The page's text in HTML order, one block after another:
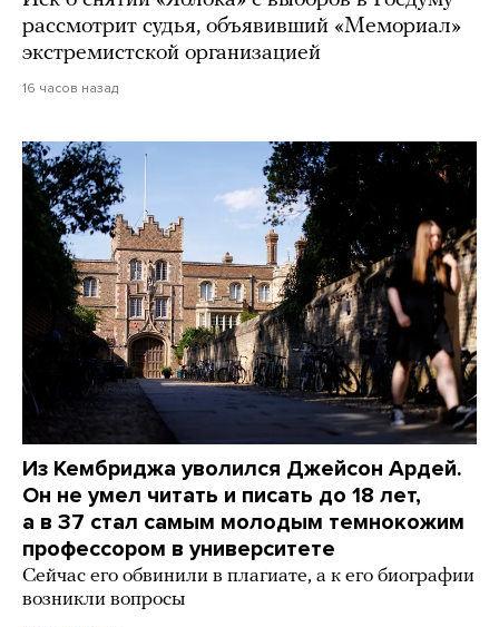
рассмотрит судья, объявивший «Мемориал»
экстремистской организацией
16 часов назад
Из Кембриджа уволился Джейсон Ардей.
Он не умел читать и писать до 18 лет,
а в 37 стал самым молодым темнокожим
профессором в университете
Сейчас его обвинили в плагиате, а к его биографии
возникли вопросы